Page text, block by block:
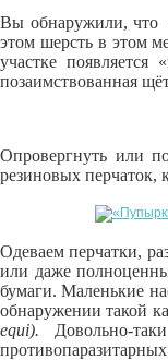
Вы обнаружили, что
этом шерсть в этом
участке
позаимствованная
Опровергнуть или
резиновых перчаток,
Одеваем перчатки,
или даже
бумаги. Маленькие
обнаружении такой
equi). Довольно-